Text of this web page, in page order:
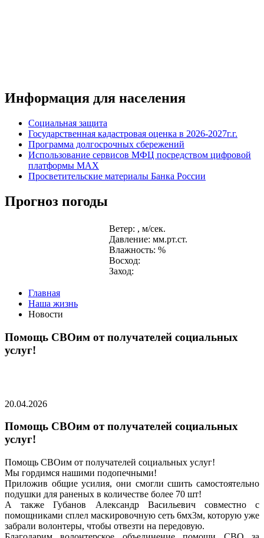
Информация для населения
Социальная защита
Государственная кадастровая оценка в 2026-2027г.г.
Программа долгосрочных сбережений
Использование сервисов МФЦ посредством цифровой
платформы MAX
Просветительские материалы Банка России
Прогноз погоды
Ветер: , м/сек.
Давление: мм.рт.ст.
Влажность: %
Восход:
Заход:
Главная
Наша жизнь
Новости
Помощь СВОим от получателей социальных
услуг!
20.04.2026
Помощь СВОим от получателей социальных
услуг!
Помощь СВОим от получателей социальных услуг!
Мы гордимся нашими подопечными!
Приложив общие усилия, они смогли сшить самостоятельно
подушки для раненых в количестве более 70 шт!
А также Губанов Александр Васильевич совместно с
помощниками сплел маскировочную сеть 6мх3м, которую уже
забрали волонтеры, чтобы отвезти на передовую.